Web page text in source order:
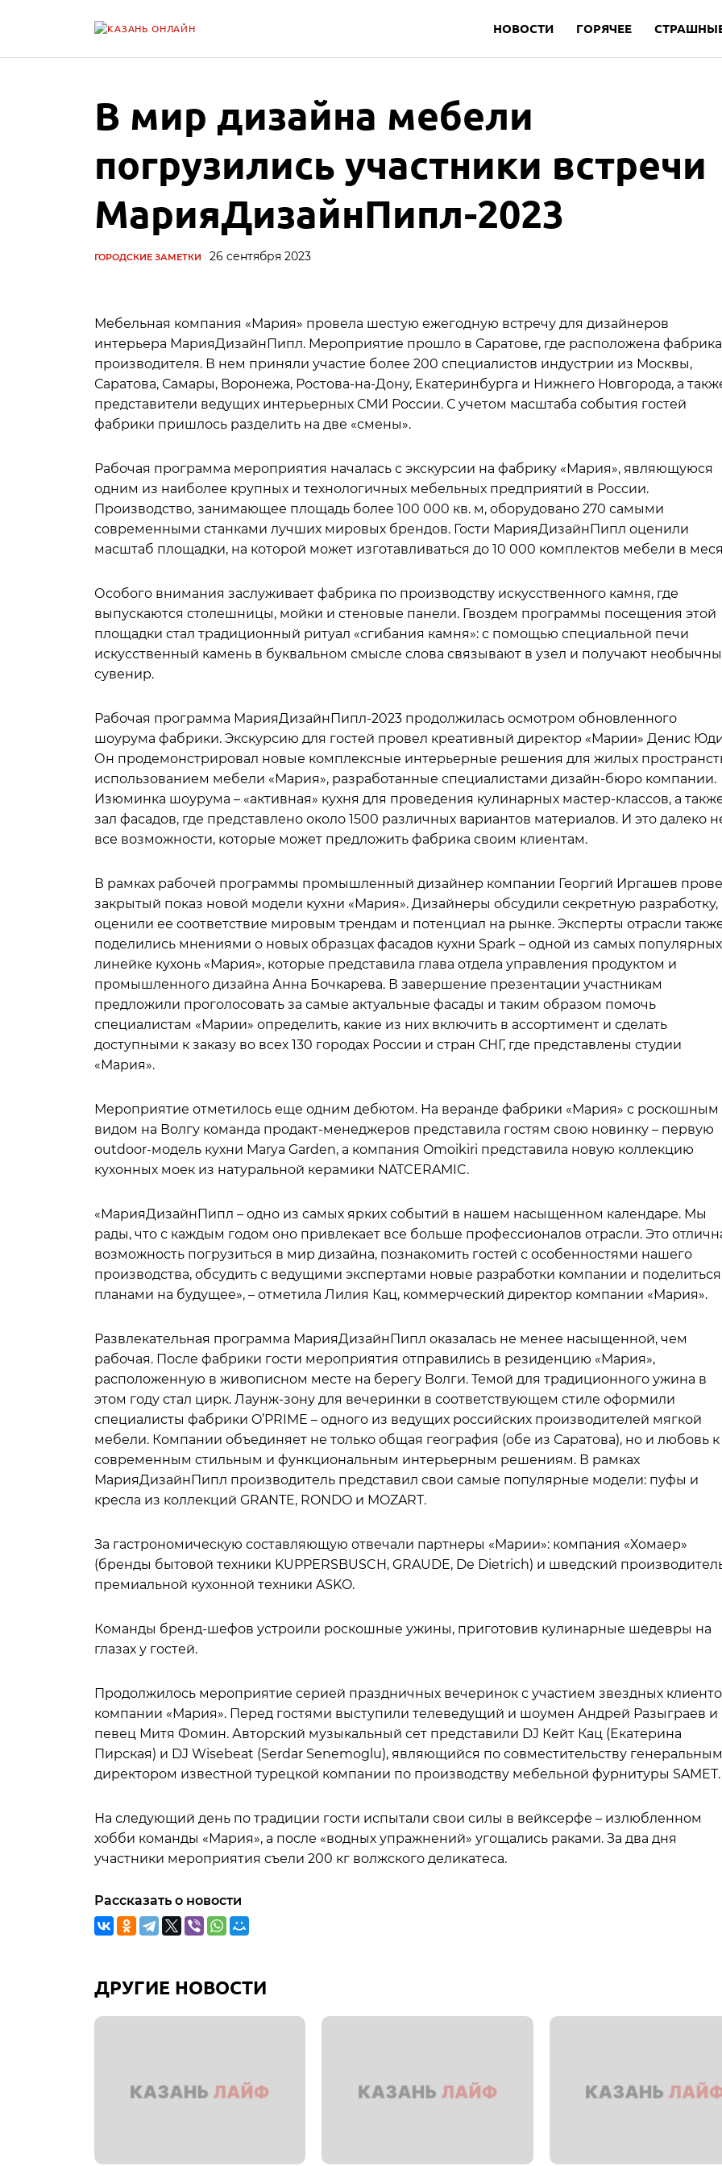
НОВОСТИ ГОРЯЧЕЕ
В мир дизайна мебели
погрузились участники встречи
МарияДизайнПипл-2023
ГОРОДСКИЕ ЗАМЕТКИ 26 сентября 2023
Мебельная компания «Мария» провела шестую ежегодную встречу для дизайнеров
интерьера МарияДизайнПипл. Мероприятие прошло в Саратове, где расположена фабрика
производителя. В нем приняли участие более 200 специалистов индустрии из Москвы,
Саратова, Самары, Воронежа, Ростова-на-Дону, Екатеринбурга и Нижнего Новгорода, а
представители ведущих интерьерных СМИ России. С учетом масштаба события гостей
фабрики пришлось разделить на две «смены».
Рабочая программа мероприятия началась с экскурсии на фабрику «Мария», являющуюся
одним из наиболее крупных и технологичных мебельных предприятий в России.
Производство, занимающее площадь более 100 000 кв. м, оборудовано 270 самыми
современными станками лучших мировых брендов. Гости МарияДизайнПипл оценили
масштаб площадки, на которой может изготавливаться до 10 000 комплектов мебели в
Особого внимания заслуживает фабрика по производству искусственного камня, где
выпускаются столешницы, мойки и стеновые панели. Гвоздем программы посещения этой
площадки стал традиционный ритуал «сгибания камня»: с помощью специальной печи
искусственный камень в буквальном смысле слова связывают в узел и получают
сувенир.
Рабочая программа МарияДизайнПипл-2023 продолжилась осмотром обновленного
шоурума фабрики. Экскурсию для гостей провел креативный директор «Марии» Денис
Он продемонстрировал новые комплексные интерьерные решения для жилых
использованием мебели «Мария», разработанные специалистами дизайн-бюро компании.
Изюминка шоурума – «активная» кухня для проведения кулинарных мастер-классов, а
зал фасадов, где представлено около 1500 различных вариантов материалов. И это далеко
все возможности, которые может предложить фабрика своим клиентам.
В рамках рабочей программы промышленный дизайнер компании Георгий Иргашев
закрытый показ новой модели кухни «Мария». Дизайнеры обсудили секретную разработку,
оценили ее соответствие мировым трендам и потенциал на рынке. Эксперты отрасли
поделились мнениями о новых образцах фасадов кухни Spark – одной из самых
линейке кухонь «Мария», которые представила глава отдела управления продуктом и
промышленного дизайна Анна Бочкарева. В завершение презентации участникам
предложили проголосовать за самые актуальные фасады и таким образом помочь
специалистам «Марии» определить, какие из них включить в ассортимент и сделать
доступными к заказу во всех 130 городах России и стран СНГ, где представлены студии
«Мария».
Мероприятие отметилось еще одним дебютом. На веранде фабрики «Мария» с роскошным
видом на Волгу команда продакт-менеджеров представила гостям свою новинку – первую
outdoor-модель кухни Marya Garden, а компания Omoikiri представила новую коллекцию
кухонных моек из натуральной керамики NATCERAMIC.
«МарияДизайнПипл – одно из самых ярких событий в нашем насыщенном календаре. Мы
рады, что с каждым годом оно привлекает все больше профессионалов отрасли. Это
возможность погрузиться в мир дизайна, познакомить гостей с особенностями нашего
производства, обсудить с ведущими экспертами новые разработки компании и поделиться
планами на будущее», – отметила Лилия Кац, коммерческий директор компании «Мария».
Развлекательная программа МарияДизайнПипл оказалась не менее насыщенной, чем
рабочая. После фабрики гости мероприятия отправились в резиденцию «Мария»,
расположенную в живописном месте на берегу Волги. Темой для традиционного ужина в
этом году стал цирк. Лаунж-зону для вечеринки в соответствующем стиле оформили
специалисты фабрики O’PRIME – одного из ведущих российских производителей мягкой
мебели. Компании объединяет не только общая география (обе из Саратова), но и любовь к
современным стильным и функциональным интерьерным решениям. В рамках
МарияДизайнПипл производитель представил свои самые популярные модели: пуфы и
кресла из коллекций GRANTE, RONDO и MOZART.
За гастрономическую составляющую отвечали партнеры «Марии»: компания «Хомаер»
(бренды бытовой техники KUPPERSBUSCH, GRAUDE, De Dietrich) и шведский
премиальной кухонной техники ASKO.
Команды бренд-шефов устроили роскошные ужины, приготовив кулинарные шедевры на
глазах у гостей.
Продолжилось мероприятие серией праздничных вечеринок с участием звездных
компании «Мария». Перед гостями выступили телеведущий и шоумен Андрей Разыграев и
певец Митя Фомин. Авторский музыкальный сет представили DJ Кейт Кац (Екатерина
Пирская) и DJ Wisebeat (Serdar Senemoglu), являющийся по совместительству генеральным
директором известной турецкой компании по производству мебельной фурнитуры SAMET.
На следующий день по традиции гости испытали свои силы в вейксерфе – излюбленном
хобби команды «Мария», а после «водных упражнений» угощались раками. За два дня
участники мероприятия съели 200 кг волжского деликатеса.
Рассказать о новости
ДРУГИЕ НОВОСТИ